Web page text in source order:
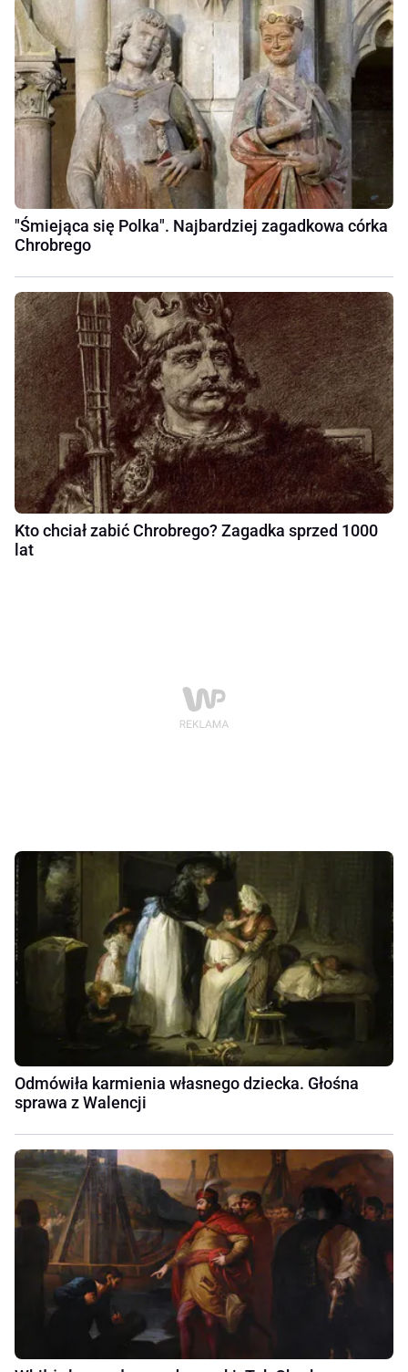
"Śmiejąca się Polka". Najbardziej zagadkowa córka
Chrobrego
Kto chciał zabić Chrobrego? Zagadka sprzed 1000
lat
Odmówiła karmienia własnego dziecka. Głośna
sprawa z Walencji